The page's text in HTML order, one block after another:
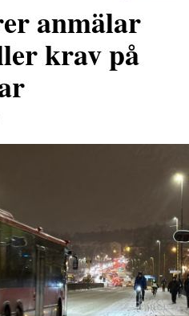
anmälar
krav på